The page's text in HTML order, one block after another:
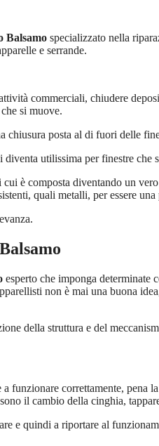
Balsamo specializzato nella
e serrande.
commerciali, chiudere
si muove.
posta al di fuori delle
utilissima per finestre che
è composta diventando un
quali metalli, per essere
esperto che imponga determinate
non è mai una buona
della struttura e del
correttamente,
il cambio della cinghia,
e quindi a riportare al